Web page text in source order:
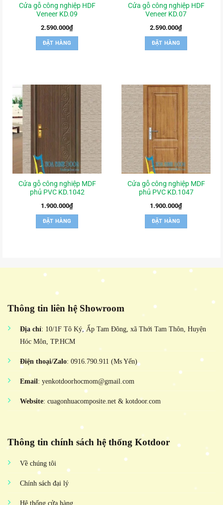
Cửa gỗ công nghiệp HDF
Veneer KD.09
2.590.000₫
ĐẶT HÀNG
Cửa gỗ công nghiệp HDF
Veneer KD.07
2.590.000₫
ĐẶT HÀNG
Cửa gỗ công nghiệp MDF
phủ PVC KD.1042
1.900.000₫
ĐẶT HÀNG
Cửa gỗ công nghiệp MDF
phủ PVC KD.1047
1.900.000₫
ĐẶT HÀNG
Thông tin liên hệ Showroom
Địa chỉ: 10/1F Tô Ký, Ấp Tam Đông, xã Thới Tam Thôn, Huyện
Hóc Môn, TP.HCM
Điện thoại/Zalo: 0916.790.911 (Ms Yến)
Email: yenkotdoorhocmom@gmail.com
Website: cuagonhuacomposite.net & kotdoor.com
Thông tin chính sách hệ thống Kotdoor
Về chúng tôi
Chính sách đại lý
Hệ thống cửa hàng